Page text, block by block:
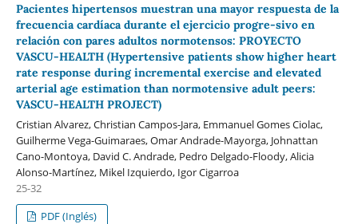
Pacientes hipertensos muestran una mayor respuesta de la
frecuencia cardíaca durante el ejercicio progre-sivo en
relación con pares adultos normotensos: PROYECTO
VASCU-HEALTH (Hypertensive patients show higher heart
rate response during incremental exercise and elevated
arterial age estimation than normotensive adult peers:
VASCU-HEALTH PROJECT)
Cristian Alvarez, Christian Campos-Jara, Emmanuel Gomes Ciolac,
Guilherme Vega-Guimaraes, Omar Andrade-Mayorga, Johnattan
Cano-Montoya, David C. Andrade, Pedro Delgado-Floody, Alicia
Alonso-Martínez, Mikel Izquierdo, Igor Cigarroa
25-32
PDF (Inglés)